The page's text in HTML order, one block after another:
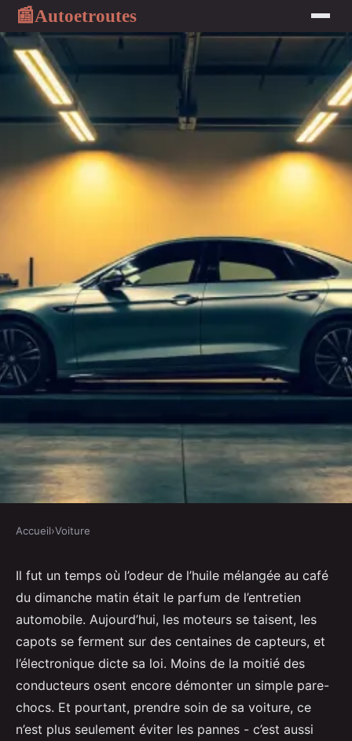
📰Autoetroutes
Découvrez comment le garage
automobile à Rezé 44
transforme votre service
Émeline•05/05/2026 12:58• 12 min de lecture
Accueil›Voiture
Il fut un temps où l’odeur de l’huile mélangée au café
du dimanche matin était le parfum de l’entretien
automobile. Aujourd’hui, les moteurs se taisent, les
capots se ferment sur des centaines de capteurs, et
l’électronique dicte sa loi. Moins de la moitié des
conducteurs osent encore démonter un simple pare-
chocs. Et pourtant, prendre soin de sa voiture, ce
n’est plus seulement éviter les pannes - c’est aussi